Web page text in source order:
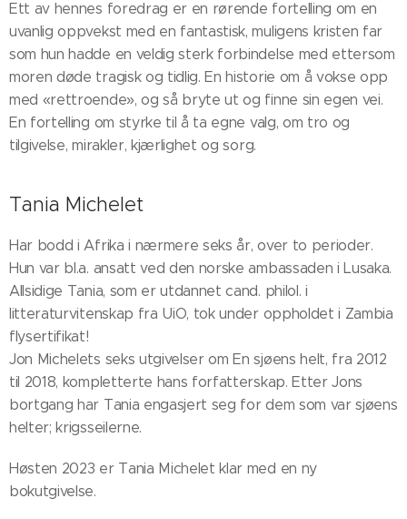
Ett av hennes foredrag er en rørende fortelling om en
uvanlig oppvekst med en fantastisk, muligens kristen far
som hun hadde en veldig sterk forbindelse med ettersom
moren døde tragisk og tidlig. En historie om å vokse opp
med «rettroende», og så bryte ut og finne sin egen vei.
En fortelling om styrke til å ta egne valg, om tro og
tilgivelse, mirakler, kjærlighet og sorg.
Tania Michelet
Har bodd i Afrika i nærmere seks år, over to perioder.
Hun var bl.a. ansatt ved den norske ambassaden i Lusaka.
Allsidige Tania, som er utdannet cand. philol. i
litteraturvitenskap fra UiO, tok under oppholdet i Zambia
flysertifikat!
Jon Michelets seks utgivelser om En sjøens helt, fra 2012
til 2018, kompletterte hans forfatterskap. Etter Jons
bortgang har Tania engasjert seg for dem som var sjøens
helter; krigsseilerne.
Høsten 2023 er Tania Michelet klar med en ny
bokutgivelse.